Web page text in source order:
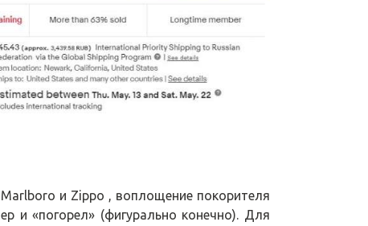
и Zippo , воплощение покорителя
и «погорел» (фигурально конечно). Для